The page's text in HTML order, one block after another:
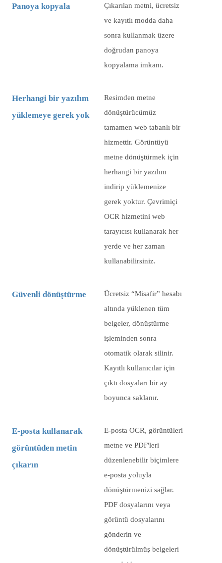
Panoya kopyala
Çıkarılan metni, ücretsiz
ve kayıtlı modda daha
sonra kullanmak üzere
doğrudan panoya
kopyalama imkanı.
Herhangi bir yazılım
yüklemeye gerek yok
Resimden metne
dönüştürücümüz
tamamen web tabanlı bir
hizmettir. Görüntüyü
metne dönüştürmek için
herhangi bir yazılım
indirip yüklemenize
gerek yoktur. Çevrimiçi
OCR hizmetini web
tarayıcısı kullanarak her
yerde ve her zaman
kullanabilirsiniz.
Güvenli dönüştürme
Ücretsiz “Misafir” hesabı
altında yüklenen tüm
belgeler, dönüştürme
işleminden sonra
otomatik olarak silinir.
Kayıtlı kullanıcılar için
çıktı dosyaları bir ay
boyunca saklanır.
E-posta kullanarak
görüntüden metin
çıkarın
E-posta OCR, görüntüleri
metne ve PDF'leri
düzenlenebilir biçimlere
e-posta yoluyla
dönüştürmenizi sağlar.
PDF dosyalarını veya
görüntü dosyalarını
gönderin ve
dönüştürülmüş belgeleri